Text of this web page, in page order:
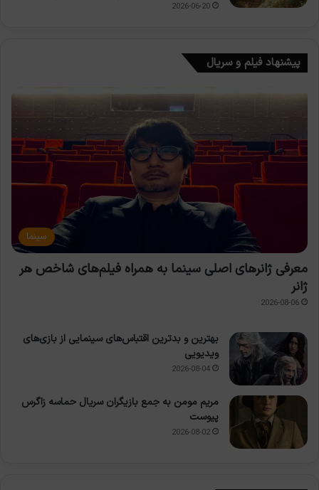
2026-06-20
پیشنهاد فیلم و سریال
سینما
معرفی ژانرهای اصلی سینما به همراه فیلم‌های شاخص هر
ژانر
2026-08-06
بهترین و بدترین اقتباس‌های سینمایی از بازی‌های
ویدیویی
2026-08-04
مریم مومن به جمع بازیگران سریال حماسه زاگرس
پیوست
2026-08-02